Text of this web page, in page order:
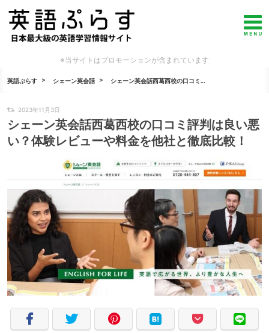
※当サイトはプロモーションが含まれています
英語ぷらす シェーン英会話 シェーン英会話西葛西校の口コミ...
2023年11月3日
シェーン英会話西葛西校の口コミ評判は良い悪
い？体験レビューや料金を他社と徹底比較！